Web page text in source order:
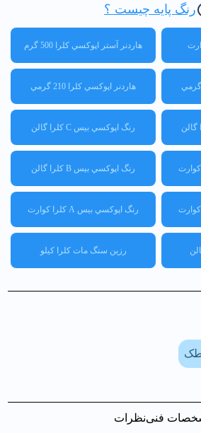
رنگ پایه چیست ؟
هاردنر آستر اپوكسي کلرا 500 گرم
هاردنر اپوكسي کلرا 210 گرمي
رنگ اپوكسي بيس C کلرا گالن
رنگ اپوكسي بيس B کلرا گالن
رنگ اپوكسي بيس A کلرا كوارت
رزين سنگ مات کلرا كيلو
فنینظرات